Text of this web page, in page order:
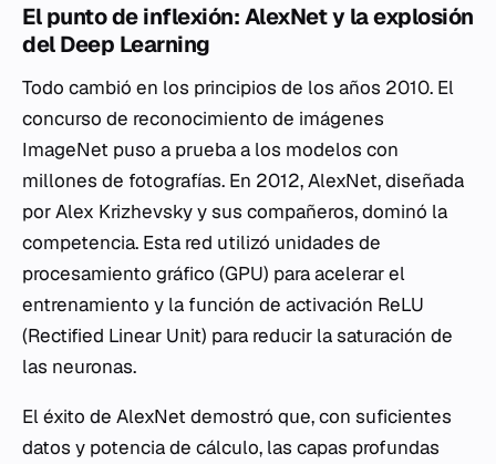
El punto de inflexión: AlexNet y la explosión
del Deep Learning
Todo cambió en los principios de los años 2010. El
concurso de reconocimiento de imágenes
ImageNet puso a prueba a los modelos con
millones de fotografías. En 2012, AlexNet, diseñada
por Alex Krizhevsky y sus compañeros, dominó la
competencia. Esta red utilizó unidades de
procesamiento gráfico (GPU) para acelerar el
entrenamiento y la función de activación ReLU
(Rectified Linear Unit) para reducir la saturación de
las neuronas.
El éxito de AlexNet demostró que, con suficientes
datos y potencia de cálculo, las capas profundas